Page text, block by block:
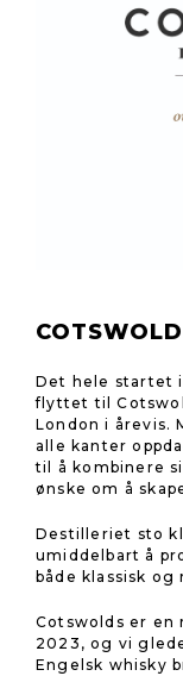
Det hele startet i
flyttet til
London i årevis.
alle kanter
til å kombinere
ønske om å
Destilleriet sto
umiddelbart å
både klassisk og
Cotswolds er en
2023, og vi
Engelsk whisky